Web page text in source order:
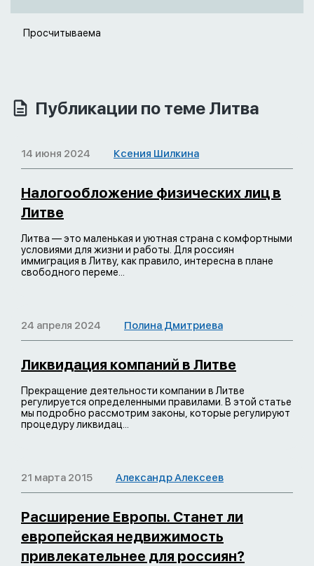
Просчитываема
Публикации по теме Литва
14 июня 2024 Ксения Шилкина
Налогообложение физических лиц в
Литве
Литва — это маленькая и уютная страна с комфортными
условиями для жизни и работы. Для россиян
иммиграция в Литву, как правило, интересна в плане
свободного переме...
24 апреля 2024 Полина Дмитриева
Ликвидация компаний в Литве
Прекращение деятельности компании в Литве
регулируется определенными правилами. В этой статье
мы подробно рассмотрим законы, которые регулируют
процедуру ликвидац...
21 марта 2015 Александр Алексеев
Расширение Европы. Станет ли
европейская недвижимость
привлекательнее для россиян?